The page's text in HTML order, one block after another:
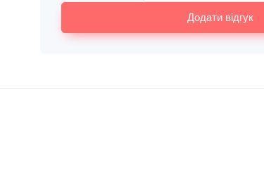
Додати відгук